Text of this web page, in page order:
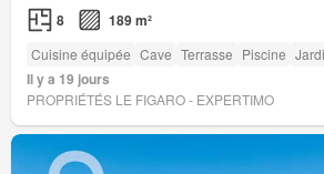
8 189 m²
Cuisine équipée Cave Terrasse Piscine
Il y a 19 jours
PROPRIÉTÉS LE FIGARO - EXPERTIMO